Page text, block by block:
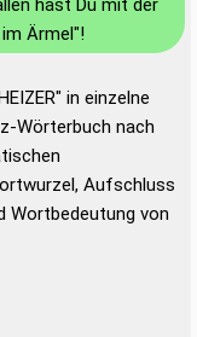
hast Du mit der
Ärmel"!
in einzelne
Wörterbuch nach
Aufschluss
Wortbedeutung von